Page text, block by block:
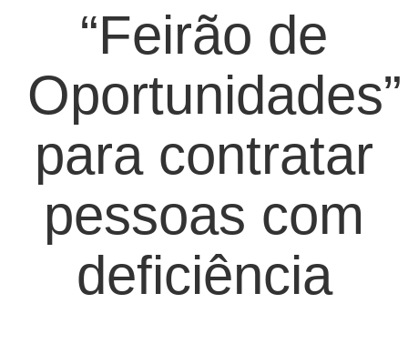
“Feirão de
Oportunidades”
para contratar
pessoas com
deficiência